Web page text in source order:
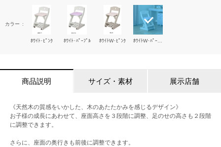
カラー
ﾎﾜｲﾄ･ﾋﾟﾝｸ ﾎﾜｲﾄ･ﾊﾟｰﾌﾟﾙ ﾎﾜｲﾄW･ﾋﾟﾝｸ
商品説明 サイズ・素材 展示店舗
《天然木の質感をいかした、木のあたたかみを感じるデザイン》
お子様の成長にあわせて、座面高さを３段階に調整、足のせの高さも２段階
に調整できます。
さらに、座面の奥行きも前後に調整できます。